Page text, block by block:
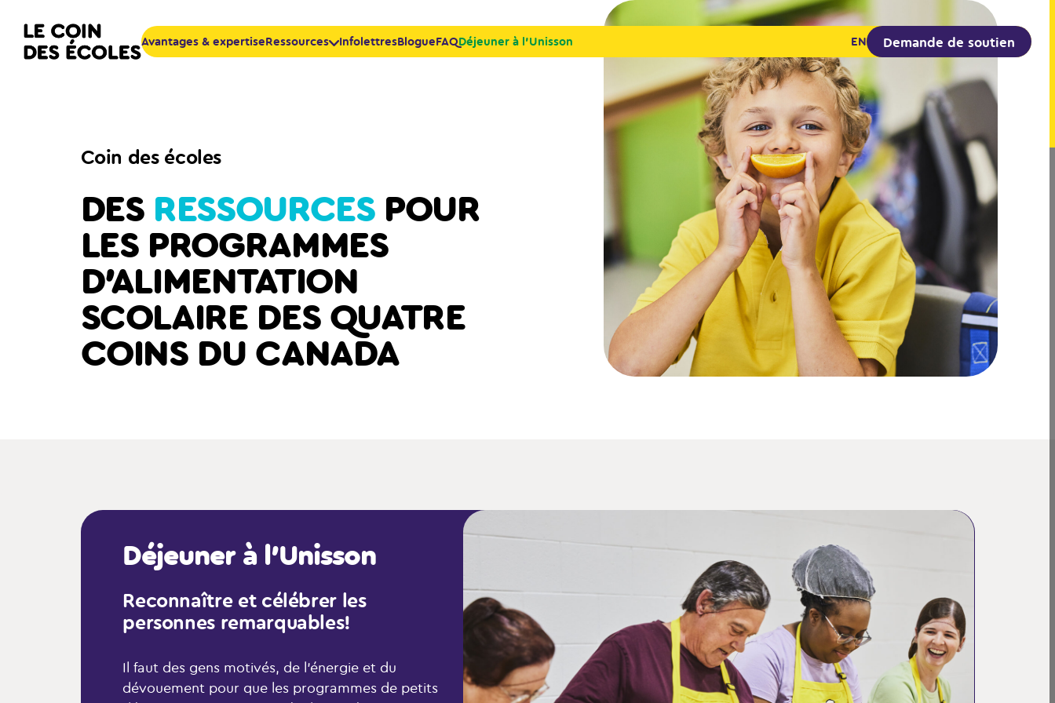
Retourner à la page d'accueil
Avantages & expertiseRessources InfolettresBlogueFAQDéjeuner à l’Unisson EN Demande de soutien
Coin des écoles
DES RESSOURCESPOUR
LES PROGRAMMES
D’ALIMENTATION
SCOLAIRE DES QUATRE
COINS DU CANADA
Déjeuner à l’Unisson
Reconnaître et célébrer les
personnes remarquables!
Il faut des gens motivés, de l’énergie et du
dévouement pour que les programmes de petits